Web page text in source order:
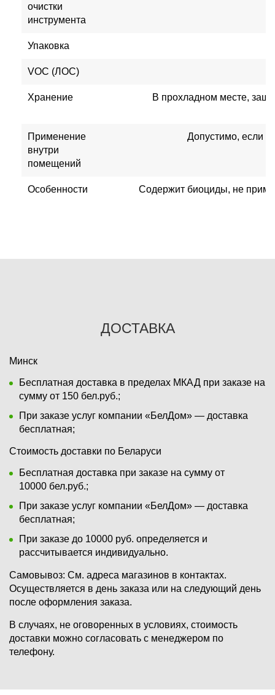
очистки
инструмента
Упаковка
VOC (ЛОС)
Хранение В прохладном месте,
Применение
внутри
помещений
Допустимо, если
Особенности Содержит биоциды, не
ДОСТАВКА
Минск
Бесплатная доставка в пределах МКАД при заказе на
сумму от 150 бел.руб.;
При заказе услуг компании «БелДом» — доставка
бесплатная;
Стоимость доставки по Беларуси
Бесплатная доставка при заказе на сумму от
10000 бел.руб.;
При заказе услуг компании «БелДом» — доставка
бесплатная;
При заказе до 10000 руб. определяется и
рассчитывается индивидуально.
Самовывоз: См. адреса магазинов в контактах.
Осуществляется в день заказа или на следующий день
после оформления заказа.
В случаях, не оговоренных в условиях, стоимость
доставки можно согласовать с менеджером по
телефону.